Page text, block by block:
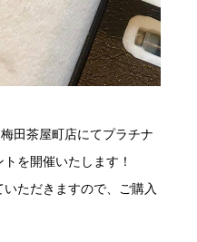
田茶屋町店にてプラチナ
を開催いたします！
ただきますので、ご購入